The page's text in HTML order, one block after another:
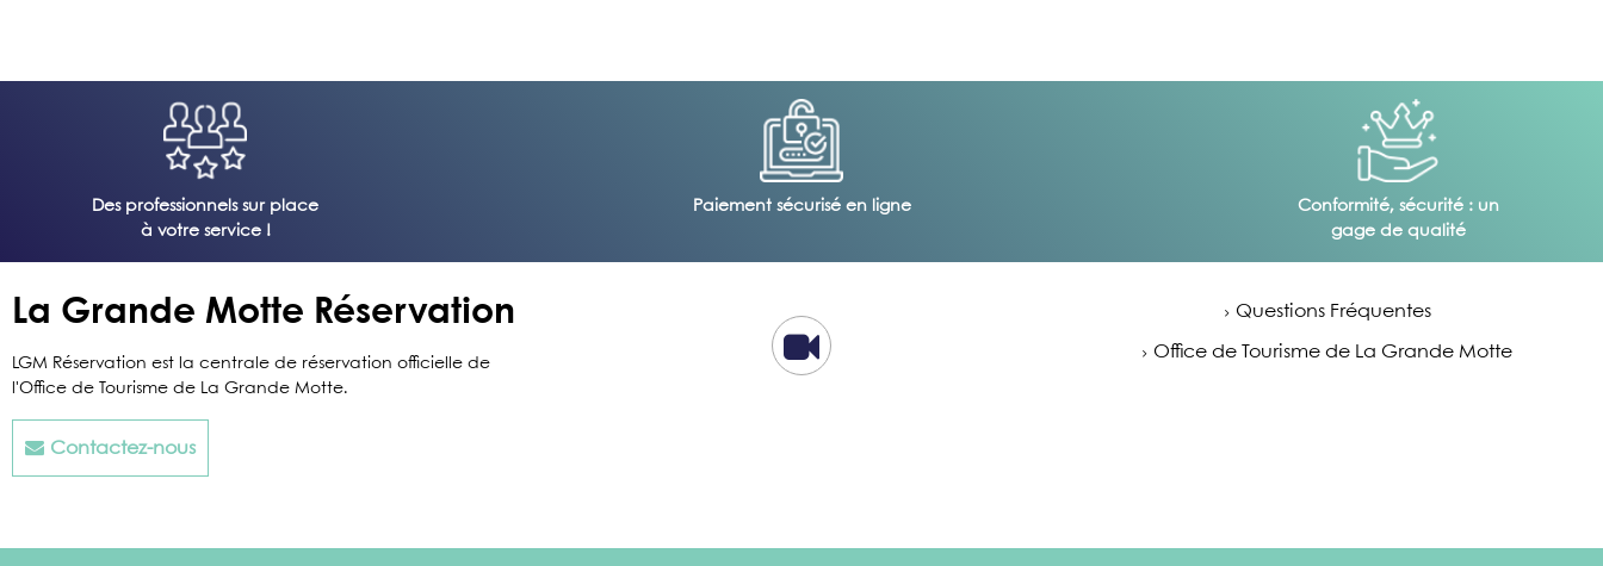
Des professionnels sur place
à votre service !
Paiement sécurisé en ligne
Conformité, sécurité : un
gage de qualité
La Grande Motte Réservation
LGM Réservation est la centrale de réservation officielle de
l'Office de Tourisme de La Grande Motte.
Contactez-nous
Questions Fréquentes
Office de Tourisme de La Grande Motte